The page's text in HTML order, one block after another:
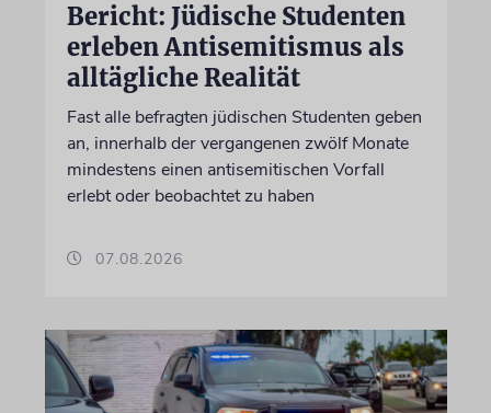
Bericht: Jüdische Studenten
erleben Antisemitismus als
alltägliche Realität
Fast alle befragten jüdischen Studenten geben
an, innerhalb der vergangenen zwölf Monate
mindestens einen antisemitischen Vorfall
erlebt oder beobachtet zu haben
07.08.2026